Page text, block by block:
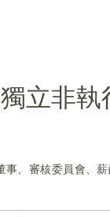
立非執
、審核委員會、